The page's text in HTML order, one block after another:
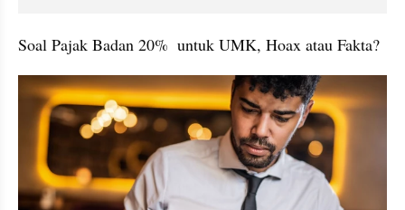
Soal Pajak Badan 20%  untuk UMK, Hoax atau Fakta?